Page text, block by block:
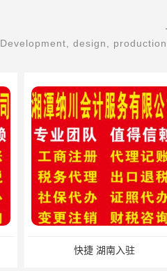
Development, design,
韶